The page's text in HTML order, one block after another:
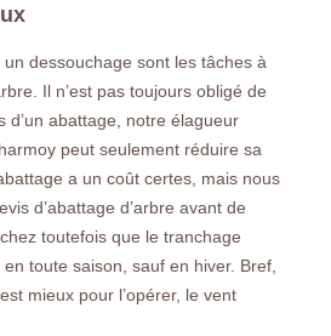
dessouchage sont les tâches à
Il n’est pas toujours obligé de
d’un abattage, notre élagueur
peut seulement réduire sa
a un coût certes, mais nous
d’abattage d’arbre avant de
toutefois que le tranchage
toute saison, sauf en hiver. Bref,
mieux pour l’opérer, le vent